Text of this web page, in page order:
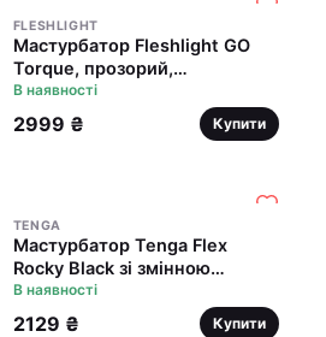
FLESHLIGHT
Мастурбатор Fleshlight GO
Torque, прозорий,
компактний розмір
В наявності
2999 ₴ Купити
TENGA
Мастурбатор Tenga Flex
Rocky Black зі змінною
інтенсивністю, можна
скручувати
В наявності
2129 ₴ Купити